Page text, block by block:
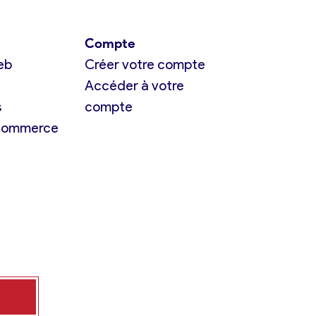
Compte
Créer votre compte
Accéder à votre
compte